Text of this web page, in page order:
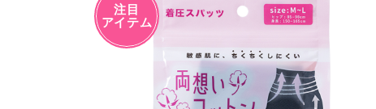
注目
アイテム